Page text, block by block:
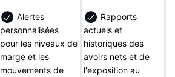
Alertes
personnalisées
pour les niveaux de
marge et les
mouvements de
Rapports
actuels et
historiques des
avoirs nets et de
l'exposition au